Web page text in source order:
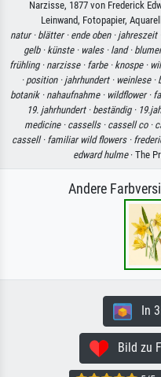
Narzisse, 1877 von Frederick
Leinwand, Fotopapier,
natur · blätter · ende oben · jahreszeit
gelb · künste · wales · land ·
frühling · narzisse · farbe · knospe ·
· position · jahrhundert · weinlese ·
botanik · nahaufnahme · wildflower ·
19. jahrhundert · beständig ·
medicine · cassells · cassell co ·
cassell · familiar wild flowers ·
edward hulme· The
Andere
In
Bild zu